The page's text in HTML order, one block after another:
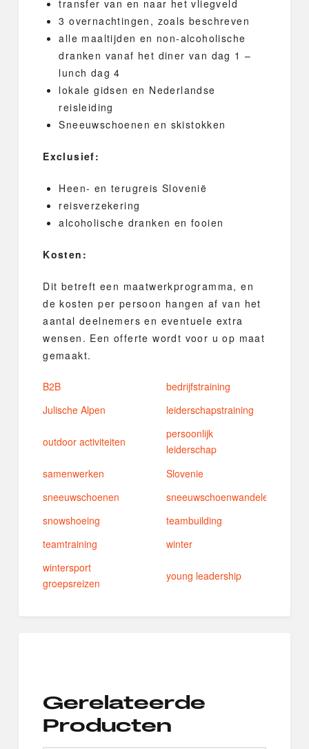
transfer van en naar het vliegveld
3 overnachtingen, zoals beschreven
alle maaltijden en non-alcoholische
dranken vanaf het diner van dag 1 –
lunch dag 4
lokale gidsen en Nederlandse
reisleiding
Sneeuwschoenen en skistokken
Exclusief:
Heen- en terugreis Slovenië
reisverzekering
alcoholische dranken en fooien
Kosten:
Dit betreft een maatwerkprogramma, en
de kosten per persoon hangen af van het
aantal deelnemers en eventuele extra
wensen. Een offerte wordt voor u op maat
gemaakt.
B2B
bedrijfstraining
Julische Alpen
leiderschapstraining
outdoor activiteiten
persoonlijk
leiderschap
samenwerken
Slovenie
sneeuwschoenen
sneeuwschoenwandelen
snowshoeing
teambuilding
teamtraining
winter
wintersport
groepsreizen
young leadership
Gerelateerde
Producten